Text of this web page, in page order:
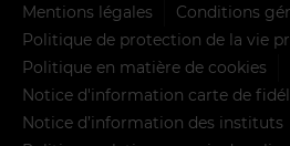
Mentions légales
Conditions
Politique de protection de la vie
Politique en matière de cookies
Notice d'information carte de
Notice d’information des instituts